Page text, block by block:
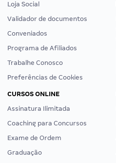
Loja Social
Validador de documentos
Conveniados
Programa de Afiliados
Trabalhe Conosco
Preferências de Cookies
CURSOS ONLINE
Assinatura Ilimitada
Coaching para Concursos
Exame de Ordem
Graduação